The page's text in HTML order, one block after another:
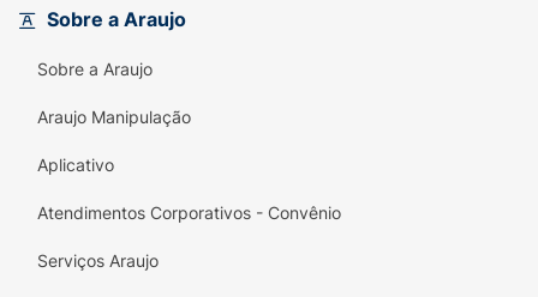
Sobre a Araujo
Sobre a Araujo
Araujo Manipulação
Aplicativo
Atendimentos Corporativos - Convênio
Serviços Araujo